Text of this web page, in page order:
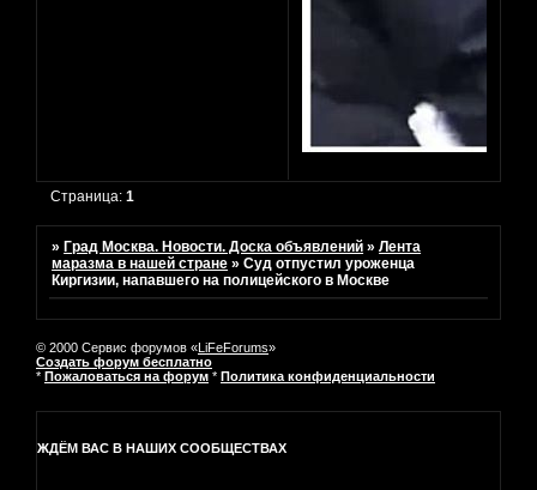
Страница:1
»Град Москва. Новости. Доска объявлений »Лента
маразма в нашей стране »Суд отпустил уроженца
Киргизии, напавшего на полицейского в Москве
© 2000 Сервис форумов «LiFeForums»
Создать форум бесплатно
* Пожаловаться на форум * Политика конфиденциальности
ЖДЁМ ВАС В НАШИХ СООБЩЕСТВАХ